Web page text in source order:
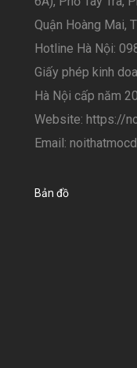
Quận Hoàng Mai,
Hotline Hà Nội:
Giấy phép kinh
Hà Nội cấp năm
Website: https://
Email:
Bản đồ